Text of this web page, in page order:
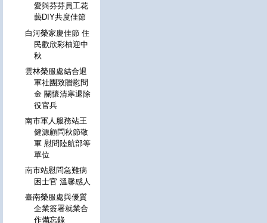
愛與芬芬員工花
藝DIY共度佳節
白河榮家慶佳節 住
民歡欣彩柚迎中
秋
雲林榮服處結合退
軍社團致贈慰問
金 關懷清寒退除
役官兵
南市軍人服務站王
健源顧問秋節敬
軍 慰問陸航部等
單位
南市站慰問急難病
困士官 溫馨感人
臺南榮服處與優質
企業簽署就業合
作備忘錄